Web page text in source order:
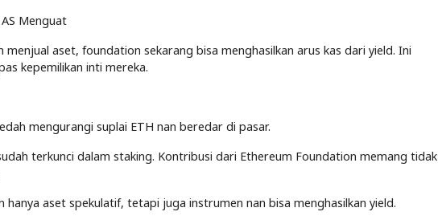
Menguat
aset, foundation sekarang bisa menghasilkan arus kas dari yield. Ini
kepemilikan inti mereka.
mengurangi suplai ETH nan beredar di pasar.
terkunci dalam staking. Kontribusi dari Ethereum Foundation memang tidak
aset spekulatif, tetapi juga instrumen nan bisa menghasilkan yield.